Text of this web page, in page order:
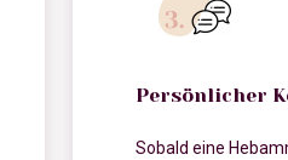
Persönlicher
Sobald eine